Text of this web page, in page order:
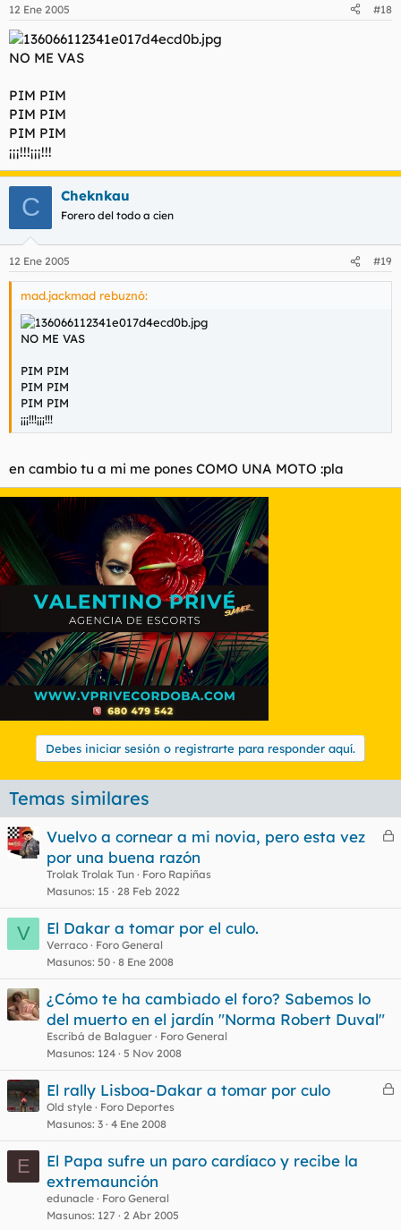
12 Ene 2005 #18
NO ME VAS
PIM PIM
PIM PIM
PIM PIM
¡¡¡!!!¡¡¡!!!
C Cheknkau
Forero del todo a cien
12 Ene 2005 #19
mad.jackmad rebuznó:
NO ME VAS
PIM PIM
PIM PIM
PIM PIM
¡¡¡!!!¡¡¡!!!
en cambio tu a mi me pones COMO UNA MOTO :pla
Debes iniciar sesión o registrarte para responder aquí.
Temas similares
C
a
Vuelvo a cornear a mi novia, pero esta vez
por una buena razón
Trolak Trolak Tun
Foro Rapiñas
Masunos 15 28 Feb 2022
V El Dakar a tomar por el culo.
Verraco
Foro General
Masunos 50 8 Ene 2008
¿Cómo te ha cambiado el foro? Sabemos lo
del muerto en el jardín "Norma Robert Duval"
Escribá de Balaguer
Foro General
Masunos 124 5 Nov 2008
C
r
El rally Lisboa-Dakar a tomar por culo
Old style
Foro Deportes
Masunos 3 4 Ene 2008
E
El Papa sufre un paro cardíaco y recibe la
extremaunción
edunacle
Foro General
Masunos 127 2 Abr 2005